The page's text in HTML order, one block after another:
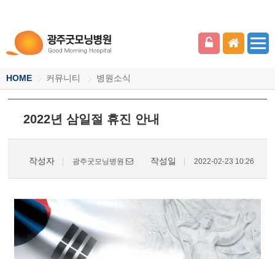
HOME 커뮤니티 병원소식
2022년 삼일절 휴진 안내
작성자 광주굿모닝병원 작성일 2022-02-23 10:26